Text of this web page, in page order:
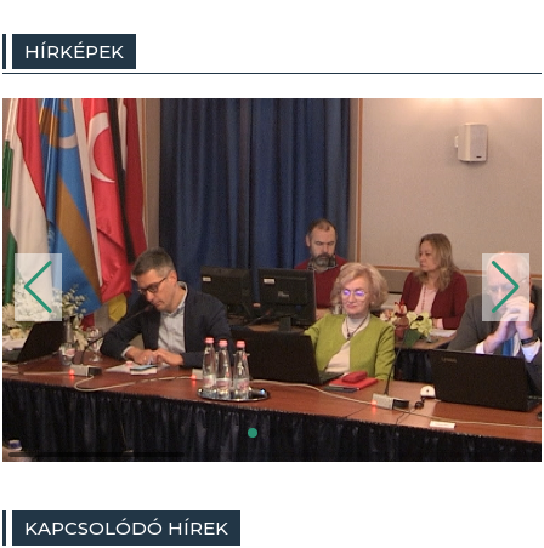
HÍRKÉPEK
KAPCSOLÓDÓ HÍREK